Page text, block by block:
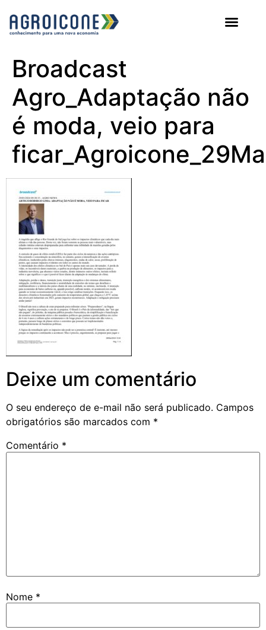
Broadcast
Agro_Adaptação não
é moda, veio para
Deixe um comentário
O seu endereço de e-mail não será publicado. Campos
obrigatórios são marcados com *
Comentário *
Nome *